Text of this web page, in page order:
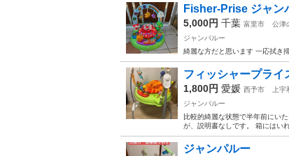
Fisher-Prise ジャン
5,000円 千葉 富里市 公津
ジャンパルー
綺麗な方だと思います 一応拭き
フィッシャープライ
1,800円 愛媛 西予市 上宇
ジャンパルー
比較的綺麗な状態で半年前にい
が、説明書なしです。 箱にはい
ジャンパルー